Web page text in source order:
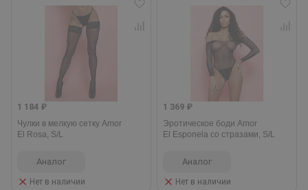
1 184 ₽
Чулки в мелкую сетку Amor
El Rosa, S/L
Аналог
Нет в наличии
1 369 ₽
Эротическое боди Amor
El Esponela со стразами, S/L
Аналог
Нет в наличии